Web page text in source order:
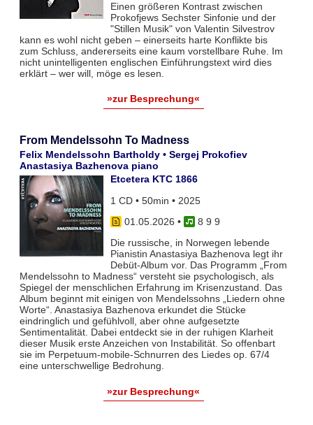
Einen größeren Kontrast zwischen
Prokofjews Sechster Sinfonie und der
"Stillen Musik" von Valentin Silvestrov
kann es wohl nicht geben – einerseits harte Konflikte bis
zum Schluss, andererseits eine kaum vorstellbare Ruhe. Im
nicht unintelligenten englischen Einführungstext wird dies
erklärt – wer will, möge es lesen.
»zur Besprechung«
From Mendelssohn To Madness
Felix Mendelssohn Bartholdy • Sergej Prokofiev
Anastasiya Bazhenova piano
Etcetera KTC 1866
1 CD • 50min • 2025
01.05.2026 •
8 9 9
Die russische, in Norwegen lebende
Pianistin Anastasiya Bazhenova legt ihr
Debüt-Album vor. Das Programm „From
Mendelssohn to Madness“ versteht sie psychologisch, als
Spiegel der menschlichen Erfahrung im Krisenzustand. Das
Album beginnt mit einigen von Mendelssohns „Liedern ohne
Worte“. Anastasiya Bazhenova erkundet die Stücke
eindringlich und gefühlvoll, aber ohne aufgesetzte
Sentimentalität. Dabei entdeckt sie in der ruhigen Klarheit
dieser Musik erste Anzeichen von Instabilität. So offenbart
sie im Perpetuum-mobile-Schnurren des Liedes op. 67/4
eine unterschwellige Bedrohung.
»zur Besprechung«